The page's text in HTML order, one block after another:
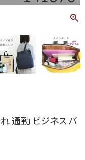
れ 通勤 ビジネス バ